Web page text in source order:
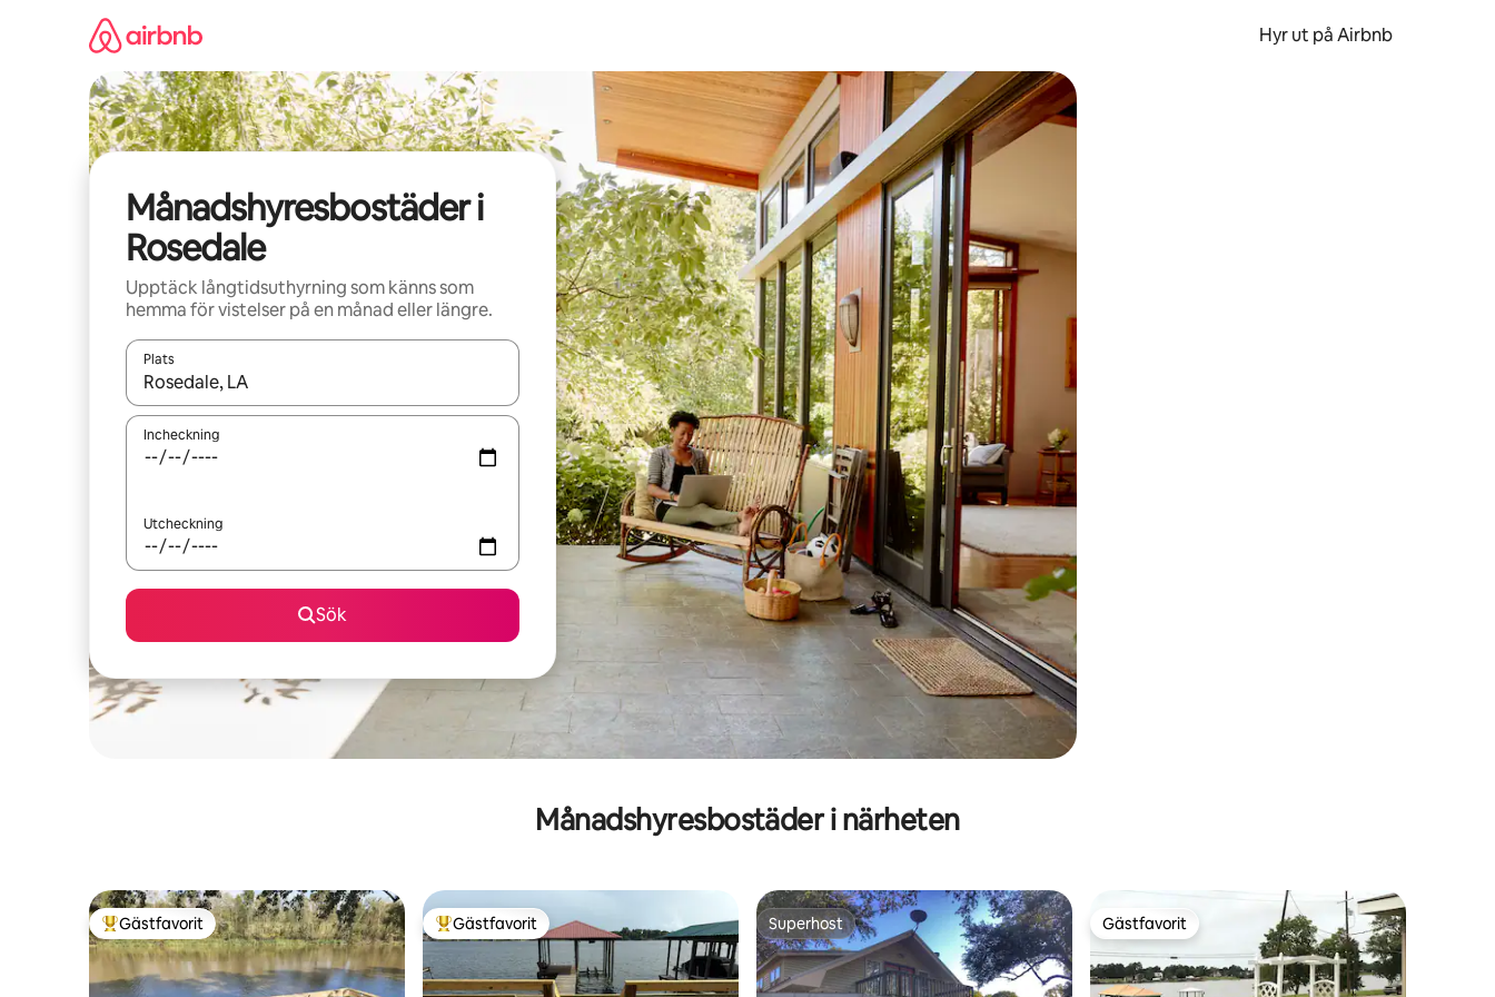
Hyr ut på Airbnb
Månadshyresbostäder i
Rosedale
Upptäck långtidsuthyrning som känns som
hemma för vistelser på en månad eller längre.
Plats
När resultaten är tillgängliga kan du navigera med upp- och nedåtpilarna eller utforska genom att trycka eller svepa.
Incheckning
Utcheckning
Sök
Månadshyresbostäder i närheten
Populär gästfavorit
Gästfavorit Populär gästfavorit
Gästfavorit Superhost
Superhost Gästfavorit
Gästfavorit